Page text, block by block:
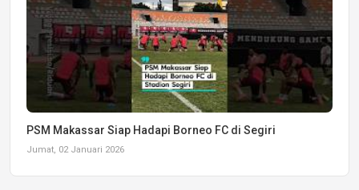
PSM Makassar Siap Hadapi Borneo FC di Segiri
Jumat, 02 Januari 2026